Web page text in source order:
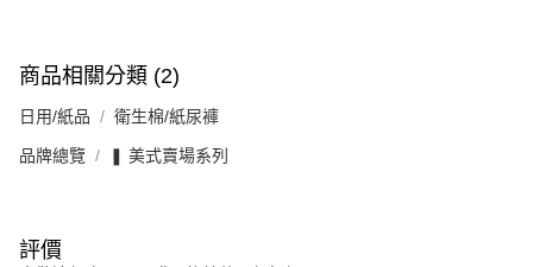
商品相關分類 (2)
日用/紙品 衛生棉/紙尿褲
品牌總覽 ❚ 美式賣場系列
評價